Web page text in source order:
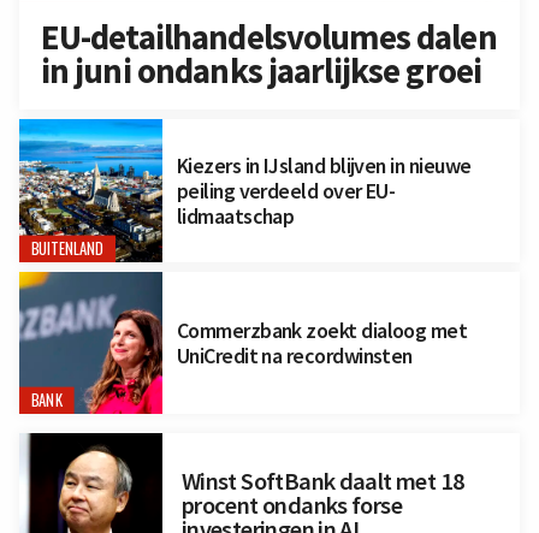
EU-detailhandelsvolumes dalen
in juni ondanks jaarlijkse groei
BUITENLAND
Kiezers in IJsland blijven in nieuwe
peiling verdeeld over EU-
lidmaatschap
BANK
Commerzbank zoekt dialoog met
UniCredit na recordwinsten
Winst SoftBank daalt met 18
procent ondanks forse